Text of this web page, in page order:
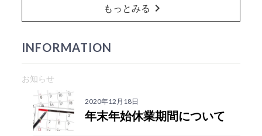
もっとみる chevron_right
INFORMATION
お知らせ
2020年12月18日
年末年始休業期間について